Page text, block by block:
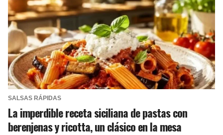
SALSAS RÁPIDAS
La imperdible receta siciliana de pastas con
berenjenas y ricotta, un clásico en la mesa